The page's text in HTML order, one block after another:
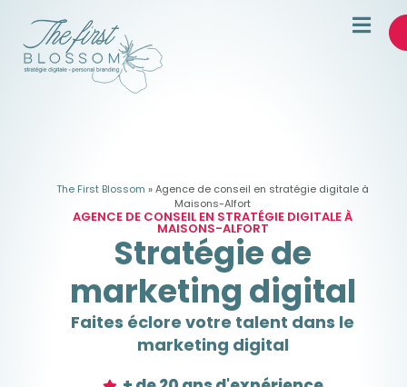
The First Blossom »Agence de conseil en stratégie digitale à
Maisons-Alfort
AGENCE DE CONSEIL EN STRATÉGIE DIGITALE À
MAISONS-ALFORT
Stratégie de
marketing digital
Faites éclore votre talent dans le
marketing digital